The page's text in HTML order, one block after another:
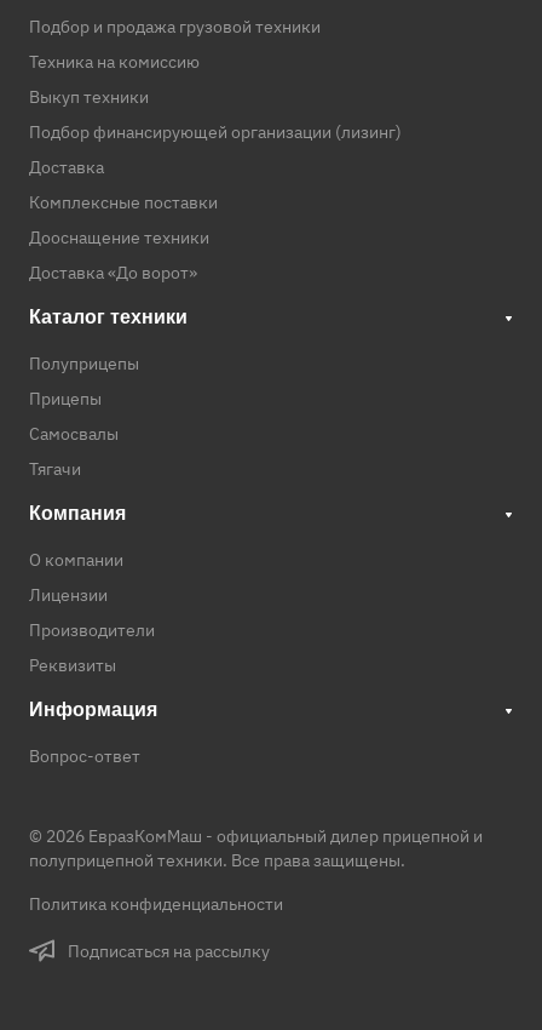
Подбор и продажа грузовой техники
Техника на комиссию
Выкуп техники
Подбор финансирующей организации (лизинг)
Доставка
Комплексные поставки
Дооснащение техники
Доставка «До ворот»
Каталог техники
Полуприцепы
Прицепы
Самосвалы
Тягачи
Компания
О компании
Лицензии
Производители
Реквизиты
Информация
Вопрос-ответ
© 2026 ЕвразКомМаш - официальный дилер прицепной и
полуприцепной техники. Все права защищены.
Политика конфиденциальности
Подписаться на рассылку